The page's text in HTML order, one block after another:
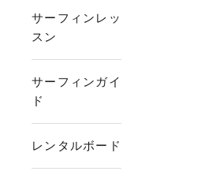
サーフィンレッ
スン
サーフィンガイ
ド
レンタルボード